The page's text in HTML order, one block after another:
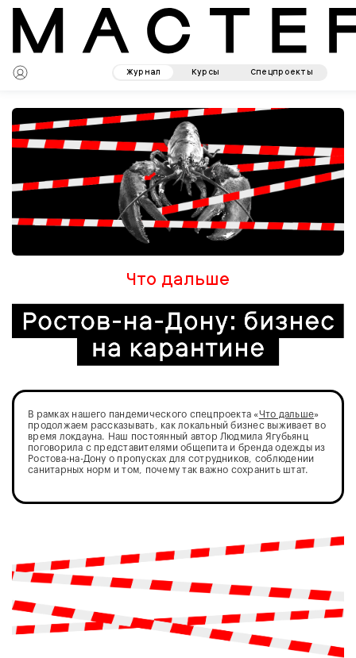
Журнал Курсы Спецпроекты
Что дальше
В рамках нашего пандемического спецпроекта «Что дальше»
продолжаем рассказывать, как локальный бизнес выживает во
время локдауна. Наш постоянный автор Людмила Ягубьянц
поговорила с представителями общепита и бренда одежды из
Ростова-на-Дону о пропусках для сотрудников, соблюдении
санитарных норм и том, почему так важно сохранить штат.